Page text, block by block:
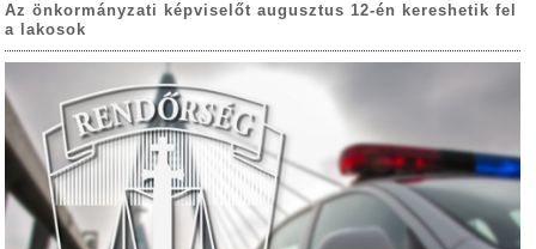
Az önkormányzati képviselőt augusztus 12-én kereshetik fel
a lakosok